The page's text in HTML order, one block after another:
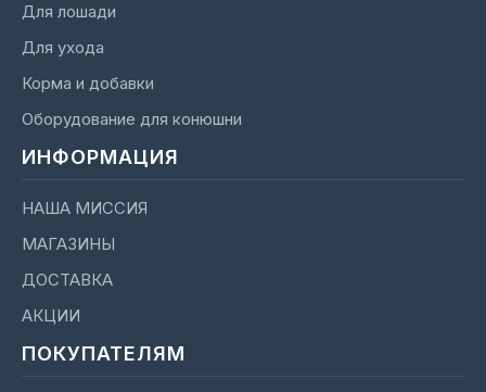
Для лошади
Для ухода
Корма и добавки
Оборудование для конюшни
ИНФОРМАЦИЯ
НАША МИССИЯ
МАГАЗИНЫ
ДОСТАВКА
АКЦИИ
ПОКУПАТЕЛЯМ